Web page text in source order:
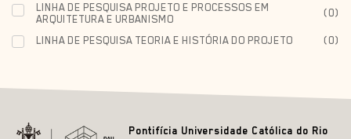
LINHA DE PESQUISA PROJETO E PROCESSOS EM
ARQUITETURA E URBANISMO
(0)
LINHA DE PESQUISA TEORIA E HISTÓRIA DO PROJETO (0)
Pontifícia Universidade Católica do Rio